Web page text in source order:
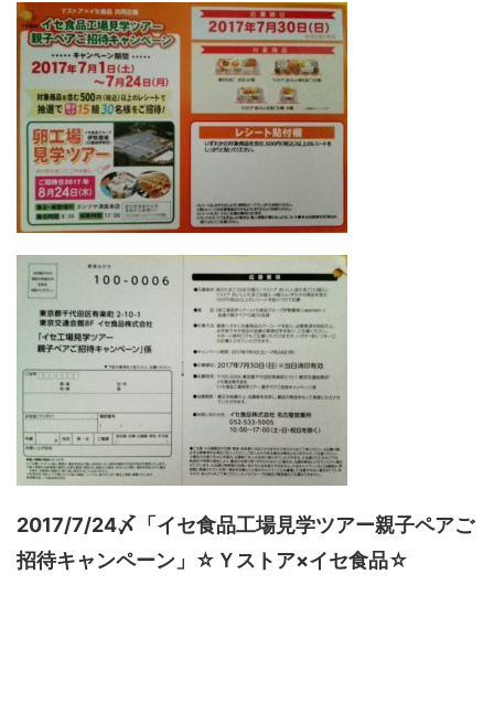
2017/7/24〆「イセ食品工場見学ツアー親子ペアご
招待キャンペーン」☆Ｙストア×イセ食品☆